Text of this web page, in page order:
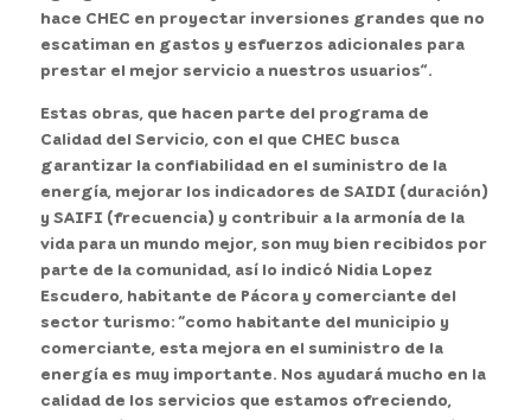
hace CHEC en proyectar inversiones grandes que no
escatiman en gastos y esfuerzos adicionales para
prestar el mejor servicio a nuestros usuarios”.
Estas obras, que hacen parte del programa de
Calidad del Servicio, con el que CHEC busca
garantizar la confiabilidad en el suministro de la
energía, mejorar los indicadores de SAIDI (duración)
y SAIFI (frecuencia) y contribuir a la armonía de la
vida para un mundo mejor, son muy bien recibidos por
parte de la comunidad, así lo indicó Nidia Lopez
Escudero, habitante de Pácora y comerciante del
sector turismo: “como habitante del municipio y
comerciante, esta mejora en el suministro de la
energía es muy importante. Nos ayudará mucho en la
calidad de los servicios que estamos ofreciendo,